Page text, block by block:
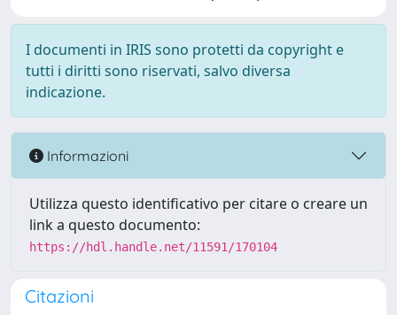
I documenti in IRIS sono protetti da copyright e
tutti i diritti sono riservati, salvo diversa
indicazione.
Informazioni
Utilizza questo identificativo per citare o creare un
link a questo documento:
https://hdl.handle.net/11591/170104
Citazioni